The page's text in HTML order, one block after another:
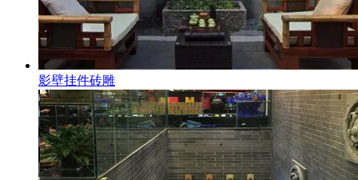
影壁挂件砖雕